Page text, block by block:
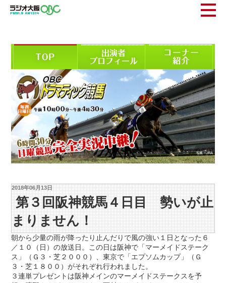
2018年06月13日
第３回阪神競馬４日目 勢いが止
まりません！
朝から少量の雨が降ったり止んだりで風の強い１日となった６
／１０（日）の放送日。この日は阪神で「マーメイドステーク
ス」（Ｇ３・芝２０００）、東京で「エプソムカップ」（Ｇ
３・芝１８００）がそれぞれ行われました。
３連単プレゼントは阪神メインのマーメイドステークスを予